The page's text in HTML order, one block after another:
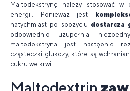
Maltodekstrynę należy stosować w
energii. Ponieważ jest
natychmiast po spożyciu dostarcza
odpowiednio uzupełnia
maltodekstryna jest następnie
cząsteczki glukozy, które są
cukru we krwi.
Maltodextrin